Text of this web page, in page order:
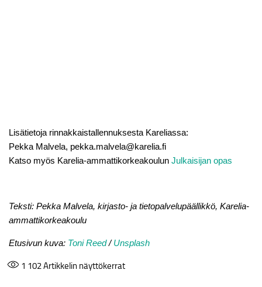
Lisätietoja rinnakkaistallennuksesta Kareliassa:
Pekka Malvela, pekka.malvela@karelia.fi
Katso myös Karelia-ammattikorkeakoulun Julkaisijan opas
Teksti: Pekka Malvela, kirjasto- ja tietopalvelupäällikkö, Karelia-
ammattikorkeakoulu
Etusivun kuva: Toni Reed/Unsplash
1 102Artikkelin näyttökerrat